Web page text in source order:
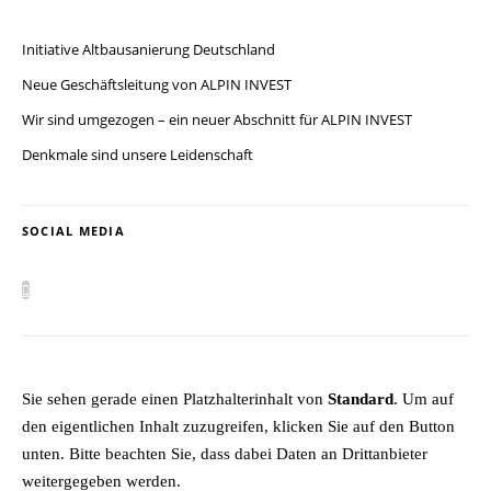
Initiative Altbausanierung Deutschland
Neue Geschäftsleitung von ALPIN INVEST
Wir sind umgezogen – ein neuer Abschnitt für ALPIN INVEST
Denkmale sind unsere Leidenschaft
SOCIAL MEDIA
Sie sehen gerade einen Platzhalterinhalt von Standard. Um auf
den eigentlichen Inhalt zuzugreifen, klicken Sie auf den Button
unten. Bitte beachten Sie, dass dabei Daten an Drittanbieter
weitergegeben werden.